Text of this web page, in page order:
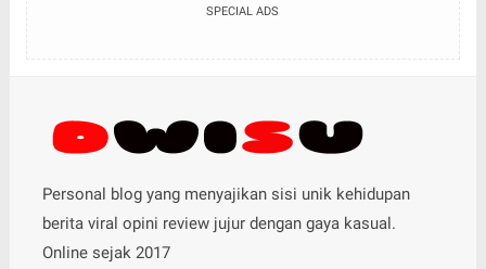
SPECIAL ADS
Personal blog yang menyajikan sisi unik kehidupan
berita viral opini review jujur dengan gaya kasual.
Online sejak 2017